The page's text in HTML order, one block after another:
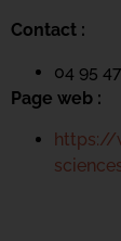
Contact :
04 95
Page web :
https://